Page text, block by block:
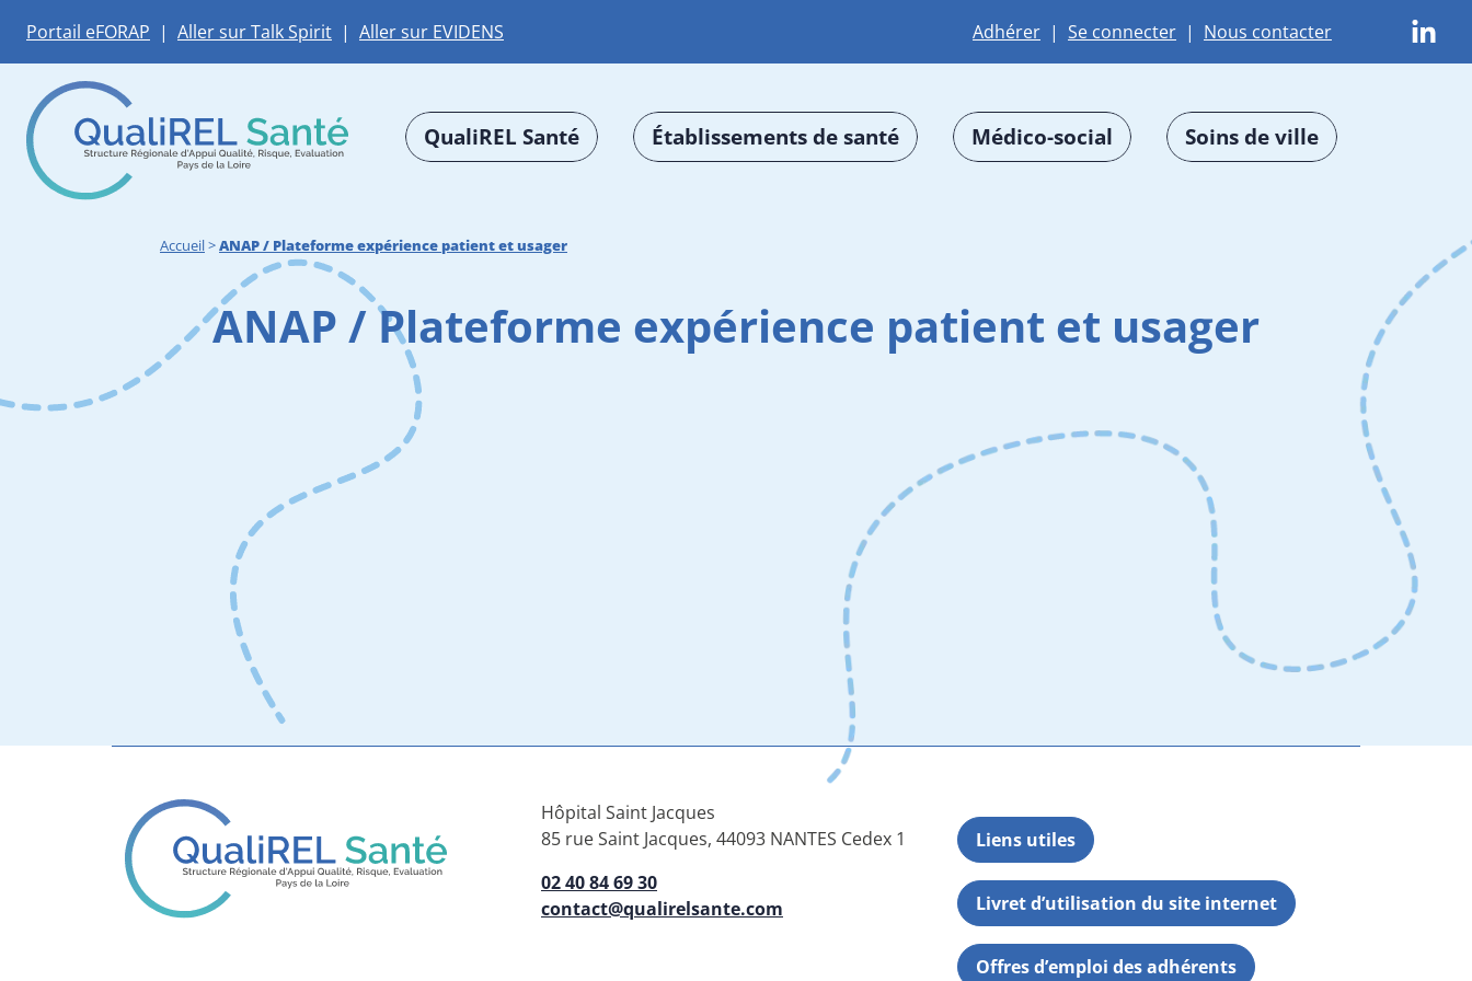
Portail eFORAP | Aller sur Talk Spirit | Aller sur EVIDENS Adhérer | Se connecter | Nous contacter
QualiREL Santé Établissements de santé Médico-social Soins de ville
Accueil>ANAP / Plateforme expérience patient et usager
ANAP / Plateforme expérience patient et usager
Hôpital Saint Jacques
85 rue Saint Jacques, 44093 NANTES Cedex 1
02 40 84 69 30
contact@qualirelsante.com
Liens utiles
Livret d’utilisation du site internet
Offres d’emploi des adhérents